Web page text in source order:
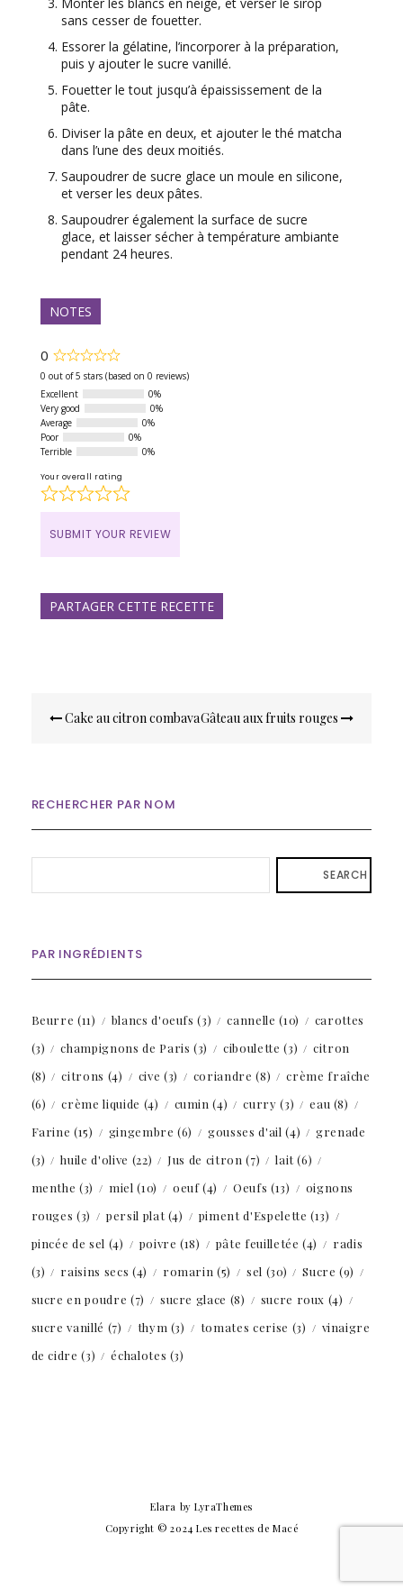
sans cesser de fouetter.
Essorer la gélatine, l’incorporer à la préparation,
puis y ajouter le sucre vanillé.
Fouetter le tout jusqu’à épaississement de la
pâte.
Diviser la pâte en deux, et ajouter le thé matcha
dans l’une des deux moitiés.
Saupoudrer de sucre glace un moule en silicone,
et verser les deux pâtes.
Saupoudrer également la surface de sucre
glace, et laisser sécher à température ambiante
pendant 24 heures.
NOTES
0 Rated
0
of
5
0 out of 5 stars (based on 0 reviews)
Excellent
0%
Very good
0%
Average
0%
Poor
0%
Terrible
0%
Your overall rating
SUBMIT YOUR REVIEW
PARTAGER CETTE RECETTE
Navigation
Cake au citron combavaGâteau aux fruits rouges
RECHERCHER PAR NOM
SEARCH
PAR INGRÉDIENTS
Beurre (11) blancs d'oeufs (3) cannelle (10)
carottes
(3)
champignons de Paris (3) ciboulette (3)
citron
(8)
citrons (4) cive (3) coriandre (8)
crème fraîche
(6)
crème liquide (4) cumin (4) curry (3) eau (8)
Farine (15) gingembre (6) gousses d'ail (4)
grenade
(3)
huile d'olive (22) Jus de citron (7) lait(6)
menthe (3) miel (10) oeuf(4) Oeufs (13)
oignons
rouges (3) persil plat(4) piment d'Espelette (13)
pincée de sel (4) poivre (18) pâte feuilletée (4)
radis
(3)
raisins secs (4) romarin (5) sel (30) Sucre (9)
sucre en poudre (7) sucre glace (8) sucre roux (4)
sucre vanillé (7) thym (3) tomates cerise (3)
vinaigre
de cidre (3) échalotes (3)
Elara by LyraThemes
Copyright © 2024 Les recettes de Macé